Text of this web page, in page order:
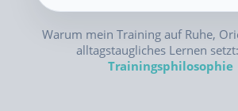
Warum mein Training auf Ruhe,
alltagstaugliches Lernen setzt:
Trainingsphilosophie